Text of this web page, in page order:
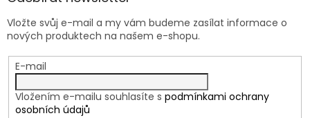
Vložte svůj e-mail a my vám budeme zasílat informace o
nových produktech na našem e-shopu.
E-mail
Vložením e-mailu souhlasíte s podmínkami ochrany
osobních údajů